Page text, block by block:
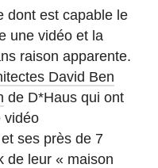
dont est capable le
une vidéo et la
raison apparente.
David Ben
de D*Haus qui ont
vidéo
et ses près de 7
de leur « maison